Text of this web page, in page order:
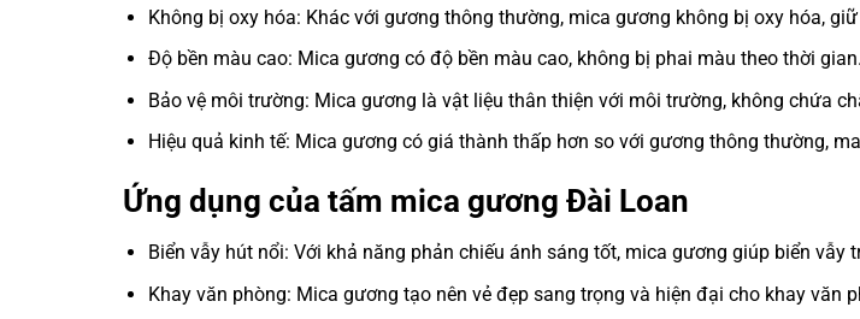
Không bị oxy hóa: Khác với gương thông thường, mica gương không bị oxy hóa,
Độ bền màu cao: Mica gương có độ bền màu cao, không bị phai màu theo thời gian.
Bảo vệ môi trường: Mica gương là vật liệu thân thiện với môi trường, không chứa
Hiệu quả kinh tế: Mica gương có giá thành thấp hơn so với gương thông thường,
Ứng dụng của tấm mica gương Đài Loan
Biển vẫy hút nổi: Với khả năng phản chiếu ánh sáng tốt, mica gương giúp biển vẫy
Khay văn phòng: Mica gương tạo nên vẻ đẹp sang trọng và hiện đại cho khay văn